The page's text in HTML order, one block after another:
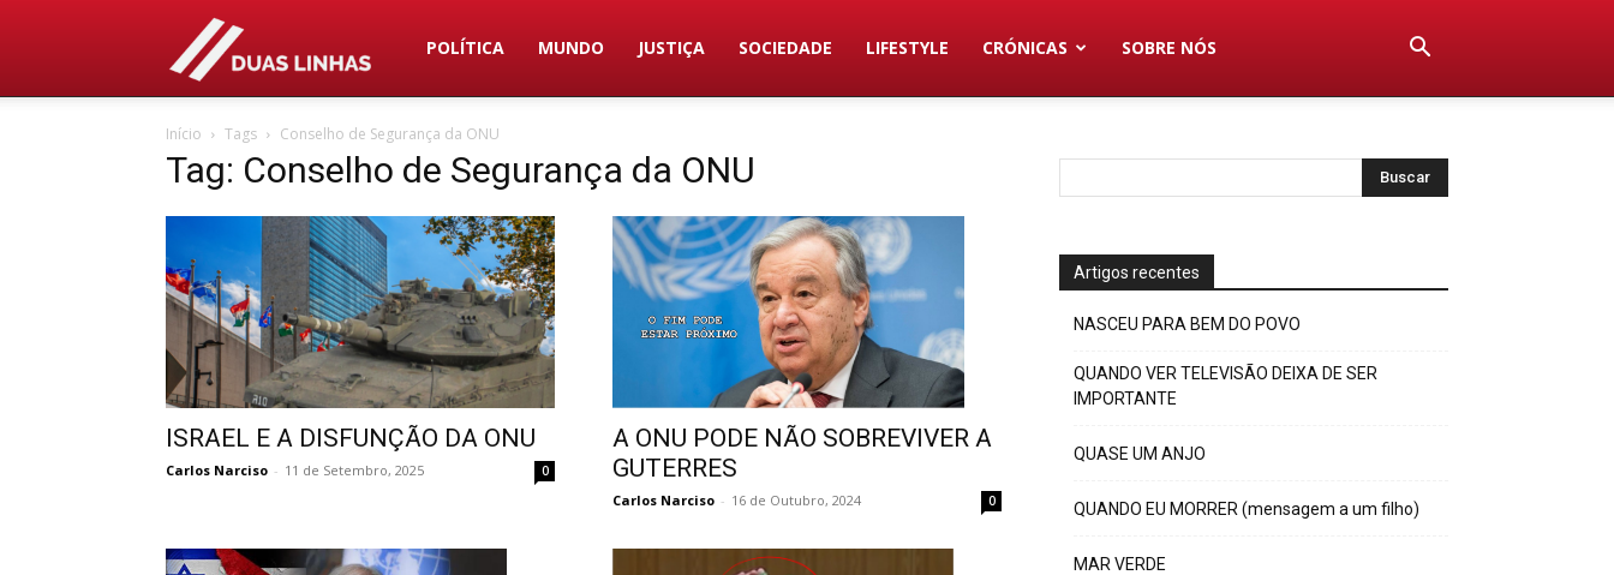
Duas
Linhas
POLÍTICA MUNDO JUSTIÇA SOCIEDADE LIFESTYLE CRÓNICAS SOBRE NÓS
Início Tags Conselho de Segurança da ONU
Tag: Conselho de Segurança da ONU
ISRAEL E A DISFUNÇÃO DA ONU
Carlos Narciso - 11 de Setembro, 2025 0
A ONU PODE NÃO SOBREVIVER A
GUTERRES
Carlos Narciso - 16 de Outubro, 2024 0
Artigos recentes
NASCEU PARA BEM DO POVO
QUANDO VER TELEVISÃO DEIXA DE SER
IMPORTANTE
QUASE UM ANJO
QUANDO EU MORRER (mensagem a um filho)
MAR VERDE